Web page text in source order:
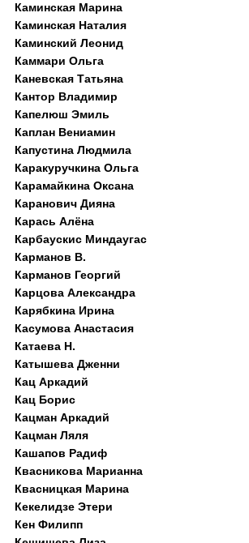
Каминская Марина
Каминская Наталия
Каминский Леонид
Каммари Ольга
Каневская Татьяна
Кантор Владимир
Капелюш Эмиль
Каплан Вениамин
Капустина Людмила
Каракуручкина Ольга
Карамайкина Оксана
Каранович Дияна
Карась Алёна
Карбаускис Миндаугас
Карманов В.
Карманов Георгий
Карцова Александра
Карябкина Ирина
Касумова Анастасия
Катаева Н.
Катышева Дженни
Кац Аркадий
Кац Борис
Кацман Аркадий
Кацман Ляля
Кашапов Радиф
Квасникова Марианна
Квасницкая Марина
Кекелидзе Этери
Кен Филипп